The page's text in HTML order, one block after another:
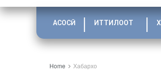
АСОСӢ ИТТИЛООТ
Home Хабархо